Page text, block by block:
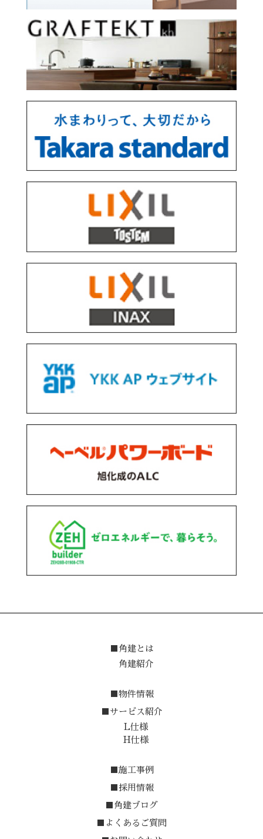
■角建とは
角建紹介
■物件情報
■サービス紹介
L仕様
H仕様
■施工事例
■採用情報
■角建ブログ
■よくあるご質問